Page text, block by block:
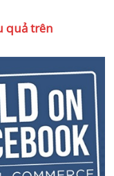
quả trên